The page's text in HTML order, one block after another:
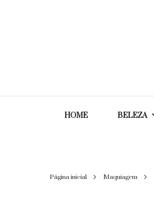
HOME BELEZA
Cosméticos
Página inicial Maquiagem